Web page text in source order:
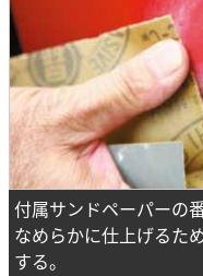
付属サンドペーパーの
なめらかに仕上げるた
する。